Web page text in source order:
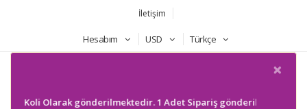
İletişim
Hesabım USD Türkçe
×
Koli Olarak gönderilmektedir. 1 Adet Sipariş gönderilmeyecektir.